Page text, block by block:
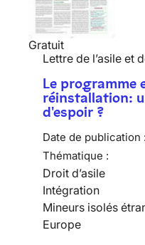
Gratuit
Lettre de l’asile et
Le programme
réinstallation:
d'espoir ?
Date de publication :
Thématique :
Droit d’asile
Intégration
Mineurs isolés
Europe